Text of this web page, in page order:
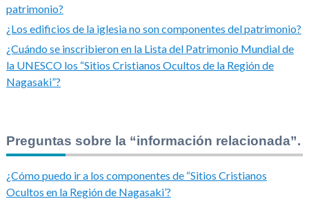
patrimonio?
¿Los edificios de la iglesia no son componentes del patrimonio?
¿Cuándo se inscribieron en la Lista del Patrimonio Mundial de
la UNESCO los “Sitios Cristianos Ocultos de la Región de
Nagasaki”?
Preguntas sobre la “información relacionada”.
¿Cómo puedo ir a los componentes de “Sitios Cristianos
Ocultos en la Región de Nagasaki’?